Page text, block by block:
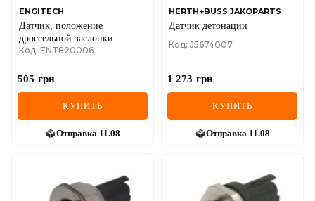
ENGITECH
Датчик, положение
дроссельной заслонки
Код: ENT820006
505 грн
КУПИТЬ
Отправка 11.08
HERTH+BUSS JAKOPARTS
Датчик детонации
Код: J5674007
1 273 грн
КУПИТЬ
Отправка 11.08